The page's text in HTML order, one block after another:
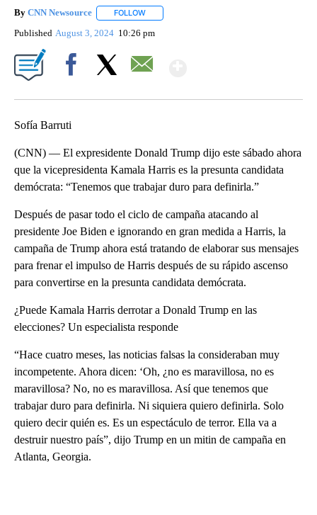
By CNN Newsource FOLLOW
Published August 3, 2024 10:26 pm
Sofía Barruti
(CNN) — El expresidente Donald Trump dijo este sábado ahora
que la vicepresidenta Kamala Harris es la presunta candidata
demócrata: “Tenemos que trabajar duro para definirla.”
Después de pasar todo el ciclo de campaña atacando al
presidente Joe Biden e ignorando en gran medida a Harris, la
campaña de Trump ahora está tratando de elaborar sus mensajes
para frenar el impulso de Harris después de su rápido ascenso
para convertirse en la presunta candidata demócrata.
¿Puede Kamala Harris derrotar a Donald Trump en las
elecciones? Un especialista responde
“Hace cuatro meses, las noticias falsas la consideraban muy
incompetente. Ahora dicen: ‘Oh, ¿no es maravillosa, no es
maravillosa? No, no es maravillosa. Así que tenemos que
trabajar duro para definirla. Ni siquiera quiero definirla. Solo
quiero decir quién es. Es un espectáculo de terror. Ella va a
destruir nuestro país”, dijo Trump en un mitin de campaña en
Atlanta, Georgia.